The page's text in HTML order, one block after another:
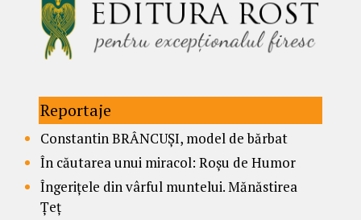
Reportaje
Constantin BRÂNCUȘI, model de bărbat
În căutarea unui miracol: Roșu de Humor
Îngerițele din vârful muntelui. Mănăstirea
Țeț